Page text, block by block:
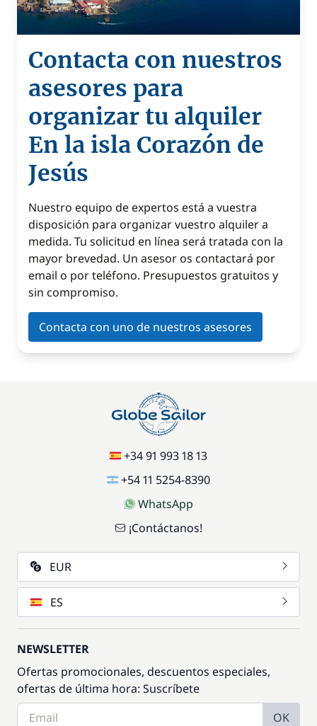
Contacta con nuestros
asesores para
organizar tu alquiler
En la isla Corazón de
Jesús
Nuestro equipo de expertos está a vuestra
disposición para organizar vuestro alquiler a
medida. Tu solicitud en línea será tratada con la
mayor brevedad. Un asesor os contactará por
email o por teléfono. Presupuestos gratuitos y
sin compromiso.
Contacta con uno de nuestros asesores
+34 91 993 18 13
+54 11 5254-8390
WhatsApp
¡Contáctanos!
EUR
ES
NEWSLETTER
Ofertas promocionales, descuentos especiales,
ofertas de última hora: Suscríbete
OK